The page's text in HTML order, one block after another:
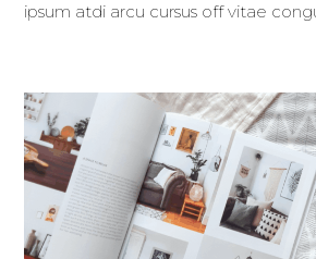
ipsum atdi arcu cursus off vitae